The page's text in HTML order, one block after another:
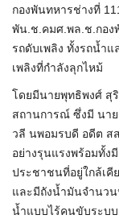
กองพันทหารช่างที่
พัน.ช.คมศ.พล.ช.กอง
รถดับเพลิง ทั้งรถน้ำ
เพลิงที่กำลังลุกไหม้
โดยมีนายพุทธิพงศ์ สุ
สถานการณ์ ซึ่งมี นาย
วลี นพอมรบดี อดีต ส
อย่างรุนแรงพร้อมทั้ง
ประชาชนที่อยู่ใกล้เคี
และมีถังน้ำมันจำนวน
น้ำแบบไร้คนขับระบ